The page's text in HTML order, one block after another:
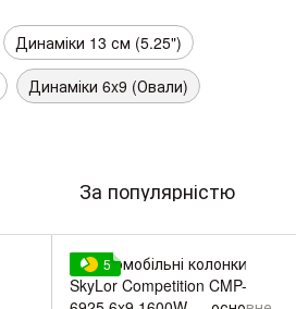
Динаміки 13 см (5.25")
Динаміки 6x9 (Овали)
За популярністю
5